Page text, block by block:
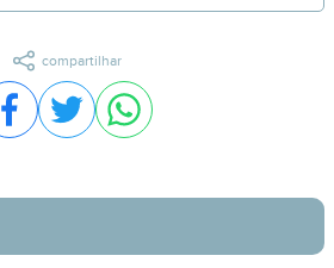
compartilhar
Compartilhar no Facebook
Compartilhar no Twitter
Compartilhar no